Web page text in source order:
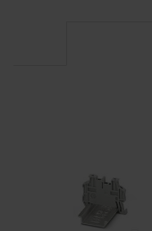
Uitvoering